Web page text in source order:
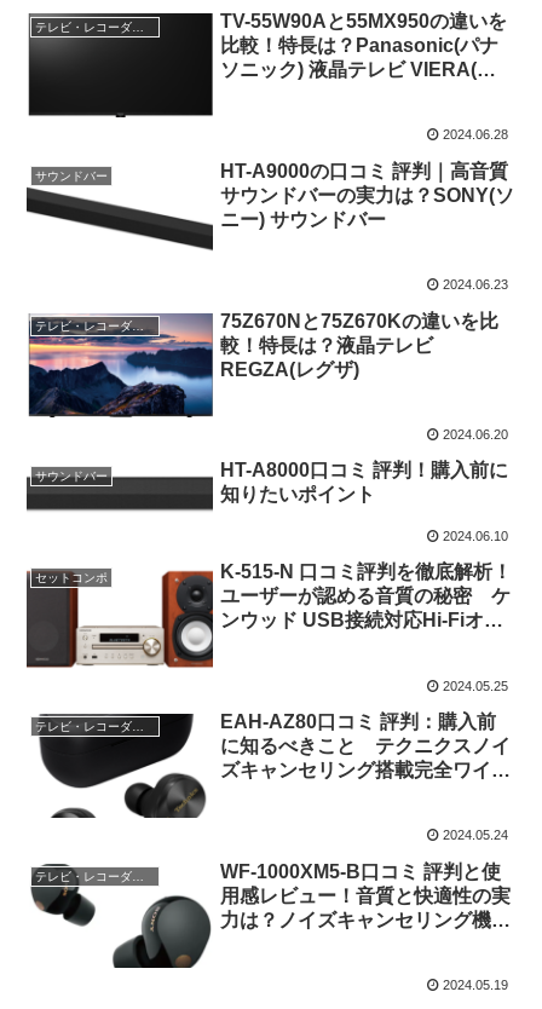
テレビ・レコーダー・オーディオ
TV-55W90Aと55MX950の違いを
比較！特長は？Panasonic(パナ
ソニック) 液晶テレビ VIERA(ビ
2024.06.28
サウンドバー
HT-A9000の口コミ 評判｜高音質
サウンドバーの実力は？SONY(ソ
ニー) サウンドバー
2024.06.23
テレビ・レコーダー・オーディオ
75Z670Nと75Z670Kの違いを比
較！特長は？液晶テレビ
REGZA(レグザ)
2024.06.20
サウンドバー
HT-A8000口コミ 評判！購入前に
知りたいポイント
2024.06.10
セットコンポ
K-515-N 口コミ評判を徹底解析！
ユーザーが認める音質の秘密 ケ
ンウッド USB接続対応Hi-Fiオー
2024.05.25
テレビ・レコーダー・オーディオ
EAH-AZ80口コミ 評判：購入前
に知るべきこと テクニクスノイ
ズキャンセリング搭載完全ワイヤ
2024.05.24
テレビ・レコーダー・オーディオ
WF-1000XM5-B口コミ 評判と使
用感レビュー！音質と快適性の実
力は？ノイズキャンセリング機能
2024.05.19